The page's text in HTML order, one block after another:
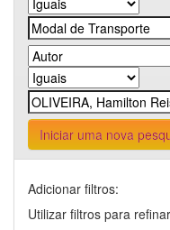
Iniciar uma nova
Adicionar filtros:
Utilizar filtros para